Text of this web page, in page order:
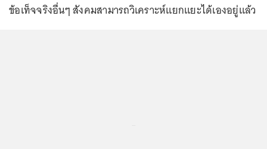
ข้อเท็จจริงอื่นๆ สังคมสามารถวิเคราะห์แยกแยะได้เองอยู่แล้ว